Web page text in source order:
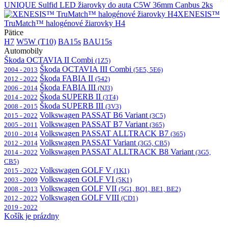
UNIQUE Sulfid LED žiarovky do auta C5W 36mm Canbus 2ks
XENESIS™
TruMatch™ halogénové žiarovky H4
Pätice
H7 W5W (T10) BA15s BAU15s
Automobily
Škoda OCTAVIA II Combi (1Z5)
2004 - 2013 Škoda OCTAVIA III Combi (5E5, 5E6)
2012 - 2022 Škoda FABIA II (542)
2006 - 2014 Škoda FABIA III (NJ3)
2014 - 2022 Škoda SUPERB II (3T4)
2008 - 2015 Škoda SUPERB III (3V3)
2015 - 2022 Volkswagen PASSAT B6 Variant (3C5)
2005 - 2011 Volkswagen PASSAT B7 Variant (365)
2010 - 2014 Volkswagen PASSAT ALLTRACK B7 (365)
2012 - 2014 Volkswagen PASSAT Variant (3G5, CB5)
2014 - 2022 Volkswagen PASSAT ALLTRACK B8 Variant (3G5,
CB5)
2015 - 2022 Volkswagen GOLF V (1K1)
2003 - 2009 Volkswagen GOLF VI (5K1)
2008 - 2013 Volkswagen GOLF VII (5G1, BQ1, BE1, BE2)
2012 - 2022 Volkswagen GOLF VIII (CD1)
2019 - 2022
Košík je prázdny